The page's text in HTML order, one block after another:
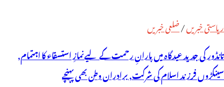
ریاستی خبریں/ضلعی خبریں
تانڈور کی جدید عیدگاہ میں بارانِ رحمت کے لیےنمازِ استسقاء کا اہتمام,
سینکڑوں فرزند اسلام کی شرکت, برادران وطن بھی پہنچے